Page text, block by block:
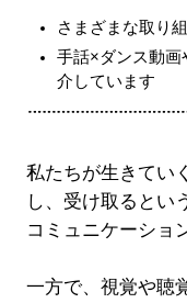
さまざまな取り
手話×ダンス動画
介しています
私たちが生きてい
し、受け取るとい
コミュニケーショ
一方で、視覚や聴